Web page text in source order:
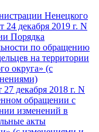
Ненецкого
24 декабря 2019 г. N
Порядка
по обращению
на территории
округа» (с
декабря 2018 г. N
обращении с
изменений в
акты